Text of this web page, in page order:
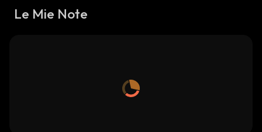
Le Mie Note